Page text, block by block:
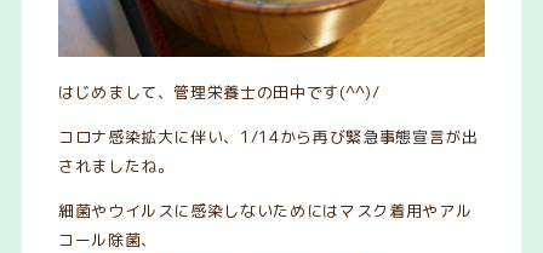
はじめまして、管理栄養士の田中です(^^)/
コロナ感染拡大に伴い、1/14から再び緊急事態宣言が出
されましたね。
細菌やウイルスに感染しないためにはマスク着用やアル
コール除菌、